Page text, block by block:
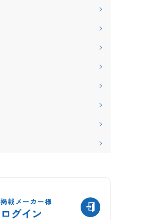
掲載メーカー様
ログイン